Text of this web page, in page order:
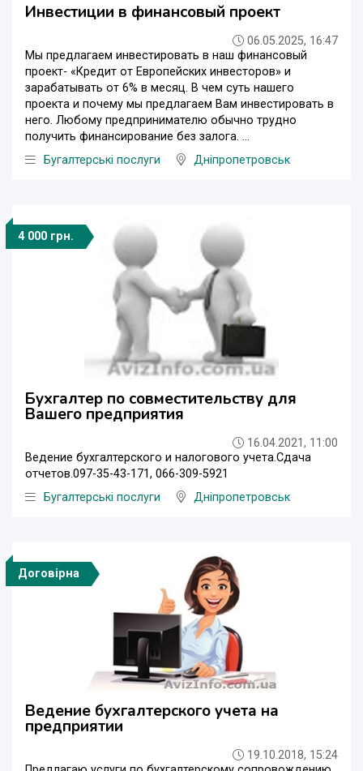
Инвестиции в финансовый проект
06.05.2025, 16:47
Мы предлагаем инвестировать в наш финансовый
проект- «Кредит от Европейских инвесторов» и
зарабатывать от 6% в месяц. В чем суть нашего
проекта и почему мы предлагаем Вам инвестировать в
него. Любому предпринимателю обычно трудно
получить финансирование без залога. ...
Бугалтерські послуги
Дніпропетровськ
4 000 грн.
Бухгалтер по совместительству для
Вашего предприятия
16.04.2021, 11:00
Ведение бухгалтерского и налогового учета.Сдача
отчетов.097-35-43-171, 066-309-5921
Бугалтерські послуги
Дніпропетровськ
Договірна
Ведение бухгалтерского учета на
предприятии
19.10.2018, 15:24